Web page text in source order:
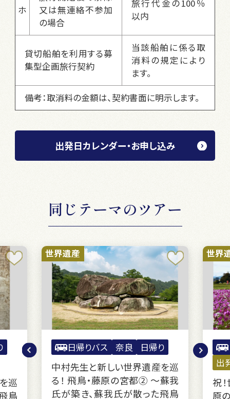
ホ
又は無連絡不参加
の場合
旅行代金の100％
以内
貸切船舶を利用する募
集型企画旅行契約
当該船舶に係る取
消料の規定により
ます。
備考：取消料の金額は、契約書面に明示します。
出発日カレンダー・お申し込み
同じテーマのツアー
我
鳥
世界遺産
日帰りバス 奈良
日帰り
出発決定日あり
祝！世界遺産登録決定「飛鳥・藤
原の宮都」を訪ねて
神社
出
京